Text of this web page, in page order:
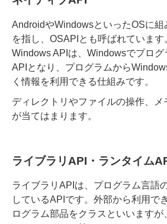
AndroidやWindowsといったOSに組
を指し、OSAPIとも呼ばれています
Windows APIは、Windowsでプログ
APIとなり、プログラムから
く情報を利用できる仕組みです。
ディレクトリやファイルの操作、
が当てはまります。
ライブラリAPI・ランタイム
ライブラリAPIは、 プログラム言語
しているAPI です。外部から利用で
ログラム部品をクラスといいます